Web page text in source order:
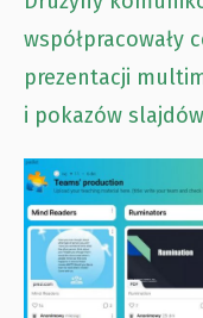
współpracowały
prezentacji
i pokazów